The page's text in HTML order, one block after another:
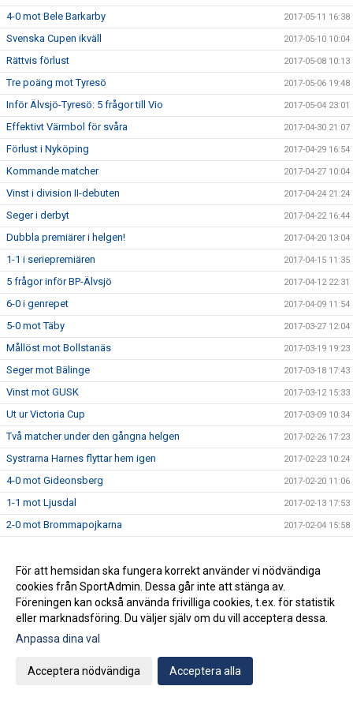
4-0 mot Bele Barkarby 2017-05-11 16:38
Svenska Cupen ikväll 2017-05-10 10:04
Rättvis förlust 2017-05-08 10:13
Tre poäng mot Tyresö 2017-05-06 19:48
Inför Älvsjö-Tyresö: 5 frågor till Vio 2017-05-04 23:01
Effektivt Värmbol för svåra 2017-04-30 21:07
Förlust i Nyköping 2017-04-29 16:54
Kommande matcher 2017-04-27 10:04
Vinst i division II-debuten 2017-04-24 21:24
Seger i derbyt 2017-04-22 16:44
Dubbla premiärer i helgen! 2017-04-20 13:04
1-1 i seriepremiären 2017-04-15 11:35
5 frågor inför BP-Älvsjö 2017-04-12 22:31
6-0 i genrepet 2017-04-09 11:54
5-0 mot Täby 2017-03-27 12:04
Mållöst mot Bollstanäs 2017-03-19 19:23
Seger mot Bälinge 2017-03-18 17:43
Vinst mot GUSK 2017-03-12 15:33
Ut ur Victoria Cup 2017-03-09 10:34
Två matcher under den gångna helgen 2017-02-26 17:23
Systrarna Harnes flyttar hem igen 2017-02-23 10:24
4-0 mot Gideonsberg 2017-02-20 11:06
1-1 mot Ljusdal 2017-02-13 17:53
2-0 mot Brommapojkarna 2017-02-04 15:58
Semi respektive återkval i Nyköping Futsal Cup 2017-01-30 13:21
Isabelle Käller ny lagkapten 2017-01-24 11:27
Seger respektive semifinal i NFF-cupen 2017-01-14 18:57
Finalförlust i förlängningen
Vidare till slutspelet i ST-cupen
För att hemsidan ska fungera korrekt använder vi nödvändiga
cookies från SportAdmin. Dessa går inte att stänga av.
Föreningen kan också använda frivilliga cookies, t.ex. för statistik
eller marknadsföring. Du väljer själv om du vill acceptera dessa.
Anpassa dina val
Acceptera nödvändiga Acceptera alla